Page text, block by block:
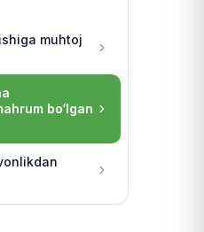
muhtoj
bo‘lgan